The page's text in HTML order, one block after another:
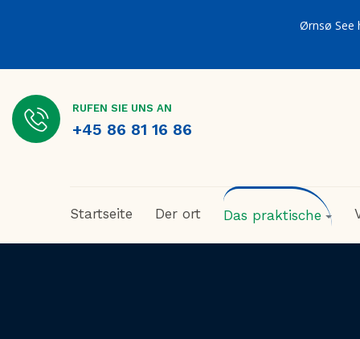
Ørnsø See
RUFEN SIE UNS AN
+45 86 81 16 86
Startseite Der ort Das praktische